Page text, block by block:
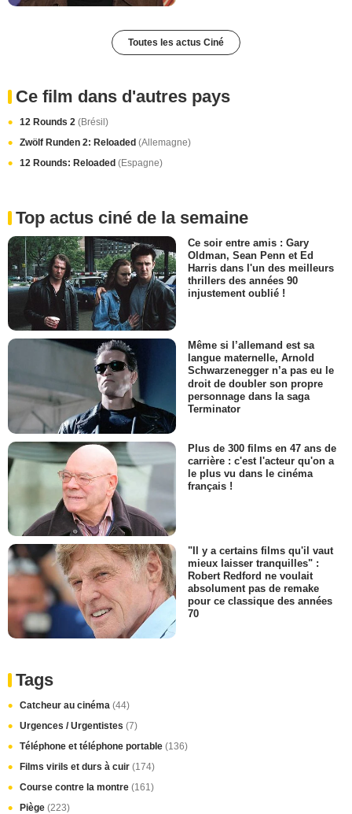
Toutes les actus Ciné
Ce film dans d'autres pays
12 Rounds 2 (Brésil)
Zwölf Runden 2: Reloaded (Allemagne)
12 Rounds: Reloaded (Espagne)
Top actus ciné de la semaine
Ce soir entre amis : Gary
Oldman, Sean Penn et Ed
Harris dans l'un des meilleurs
thrillers des années 90
injustement oublié !
Même si l’allemand est sa
langue maternelle, Arnold
Schwarzenegger n’a pas eu le
droit de doubler son propre
personnage dans la saga
Terminator
Plus de 300 films en 47 ans de
carrière : c'est l'acteur qu'on a
le plus vu dans le cinéma
français !
"Il y a certains films qu'il vaut
mieux laisser tranquilles" :
Robert Redford ne voulait
absolument pas de remake
pour ce classique des années
70
Tags
Catcheur au cinéma (44)
Urgences / Urgentistes (7)
Téléphone et téléphone portable (136)
Films virils et durs à cuir (174)
Course contre la montre (161)
Piège (223)